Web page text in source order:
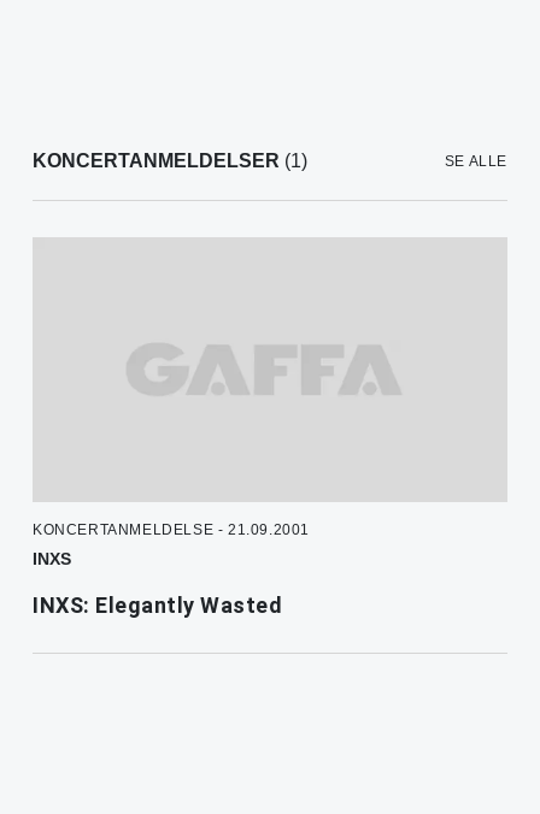
KONCERTANMELDELSER (1) SE ALLE
KONCERTANMELDELSE - 21.09.2001
INXS
INXS: Elegantly Wasted